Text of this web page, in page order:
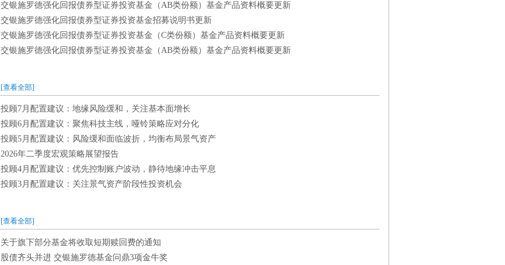
交银施罗德强化回报债券型证券投资基金（AB类份额）基金产品资料概要更新
交银施罗德强化回报债券型证券投资基金招募说明书更新
交银施罗德强化回报债券型证券投资基金（C类份额）基金产品资料概要更新
交银施罗德强化回报债券型证券投资基金（AB类份额）基金产品资料概要更新
[查看全部]
投顾7月配置建议：地缘风险缓和，关注基本面增长
投顾6月配置建议：聚焦科技主线，哑铃策略应对分化
投顾5月配置建议：风险缓和面临波折，均衡布局景气资产
2026年二季度宏观策略展望报告
投顾4月配置建议：优先控制账户波动，静待地缘冲击平息
投顾3月配置建议：关注景气资产阶段性投资机会
[查看全部]
关于旗下部分基金将收取短期赎回费的通知
股债齐头并进 交银施罗德基金问鼎3项金牛奖